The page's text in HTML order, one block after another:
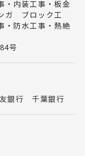
・内装工事・板金
ガ ブロック工
・防水工事・熱絶
号
銀行 千葉銀行